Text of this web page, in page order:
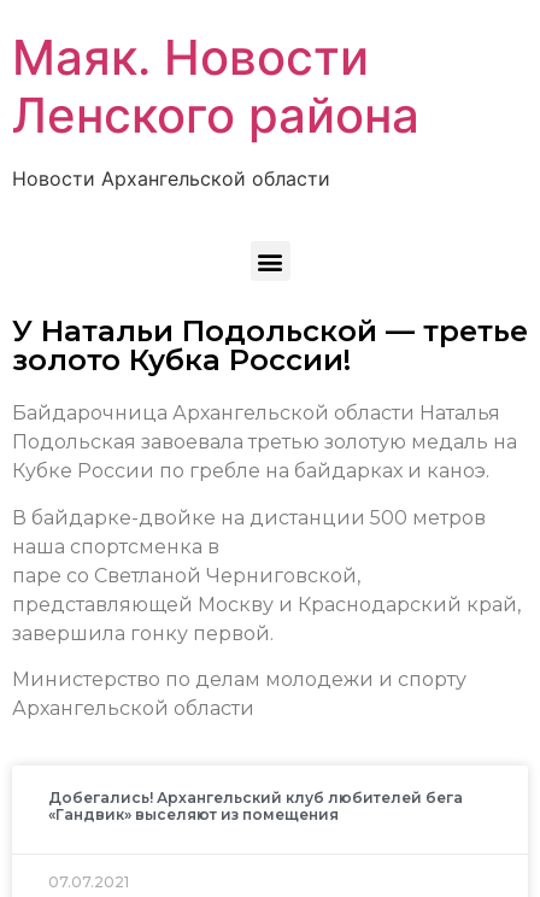
Маяк. Новости
Ленского района
Новости Архангельской области
У Натальи Подольской — третье
золото Кубка России!
Байдарочница Архангельской области Наталья
Подольская завоевала третью золотую медаль на
Кубке России по гребле на байдарках и каноэ.
В байдарке-двойке на дистанции 500 метров
наша спортсменка в
паре со Светланой Черниговской,
представляющей Москву и Краснодарский край,
завершила гонку первой.
Министерство по делам молодежи и спорту
Архангельской области
Добегались! Архангельский клуб любителей бега
«Гандвик» выселяют из помещения
07.07.2021